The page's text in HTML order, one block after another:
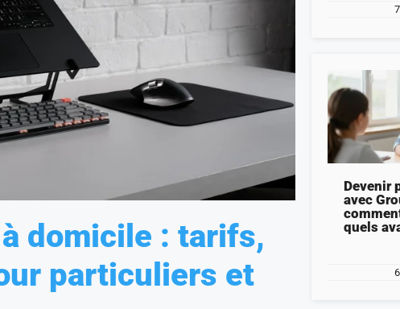
domicile : tarifs,
particuliers et
Devenir
avec
quels